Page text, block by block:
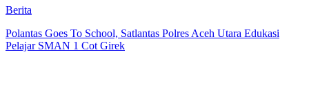
Berita
Polantas Goes To School, Satlantas Polres Aceh Utara Edukasi
Pelajar SMAN 1 Cot Girek